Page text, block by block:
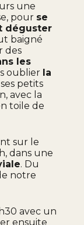
une
pour se
déguster
baigné
des
les
oublier la
petits
avec la
toile de
sur le
dans une
. Du
notre
avec un
ensuite